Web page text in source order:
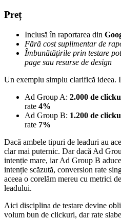
Preț
Inclusă în raportarea din
Fără cost suplimentar de
Îmbunătățirile prin testare
page sau resurse de design
Un exemplu simplu clarifică ideea.
Ad Group A: 2.000 de
rate 4%
Ad Group B: 1.200 de
rate 7%
Dacă ambele tipuri de leaduri au
clar mai puternic. Dar dacă Ad
intenție mare, iar Ad Group B
intenție scăzută, conversion rate
aceea o corelăm mereu cu metrici
leadului.
Aici disciplina de testare devine
volum bun de clickuri, dar rate